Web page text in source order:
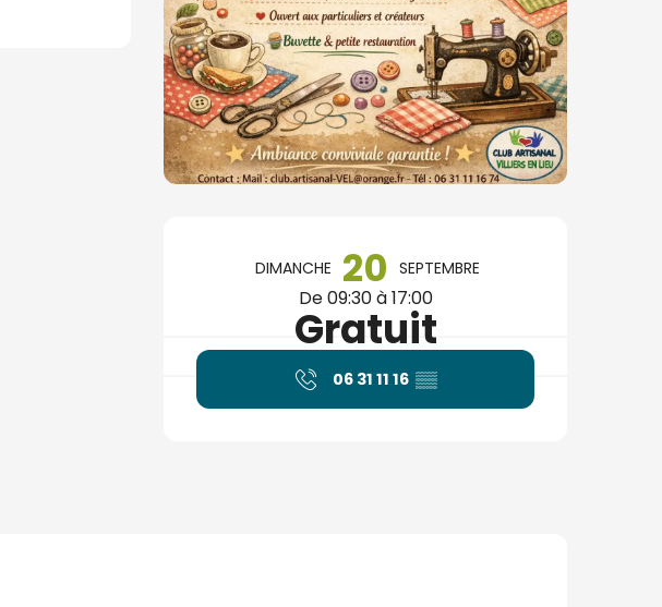
Ouverture et
DIMANCHE 20 SEPTEMBRE
De 09:30 à 17:00
Gratuit
06 31 11 16 ▒▒